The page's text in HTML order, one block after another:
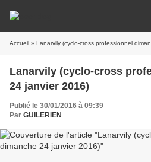
Accueil » Lanarvily (cyclo-cross professionnel
Lanarvily (cyclo-cross
24 janvier 2016)
Publié le 30/01/2016 à 09:39
Par GUILERIEN